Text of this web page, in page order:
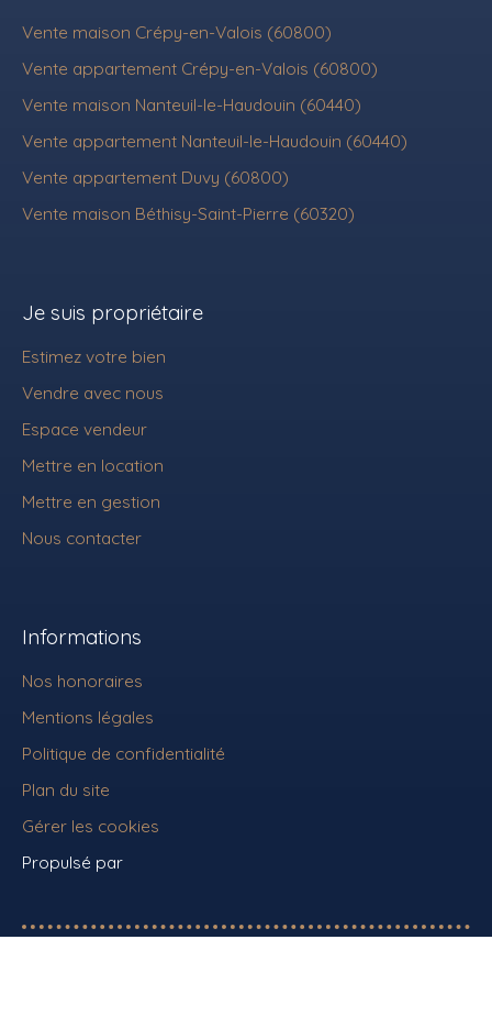
Vente maison Crépy-en-Valois (60800)
Vente appartement Crépy-en-Valois (60800)
Vente maison Nanteuil-le-Haudouin (60440)
Vente appartement Nanteuil-le-Haudouin (60440)
Vente appartement Duvy (60800)
Vente maison Béthisy-Saint-Pierre (60320)
Je suis propriétaire
Estimez votre bien
Vendre avec nous
Espace vendeur
Mettre en location
Mettre en gestion
Nous contacter
Informations
Nos honoraires
Mentions légales
Politique de confidentialité
Plan du site
Gérer les cookies
Propulsé par